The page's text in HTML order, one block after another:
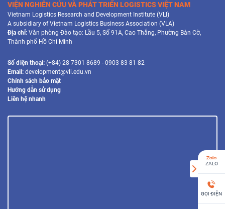
VIỆN NGHIÊN CỨU VÀ PHÁT TRIỂN LOGISTICS VIỆT NAM
Vietnam Logistics Research and Development Institute (VLI)
A subsidiary of Vietnam Logistics Business Association (VLA)
Địa chỉ: Văn phòng Đào tạo: Lầu 5, Số 91A, Cao Thắng, Phường Bàn Cờ,
Thành phố Hồ Chí Minh
Số điện thoại: (+84) 28 7301 8689 - 0903 83 81 82
Email: development@vli.edu.vn
Chính sách bảo mật
Hướng dẫn sử dụng
Liên hệ nhanh
ZALO
GỌI ĐIỆN